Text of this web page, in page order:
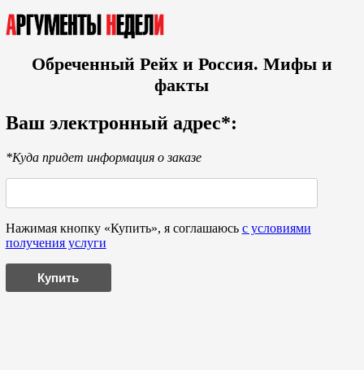
Обреченный Рейх и Россия. Мифы и
факты
Ваш электронный адрес*:
*Куда придет информация о заказе
Нажимая кнопку «Купить», я соглашаюсь с условиями
получения услуги